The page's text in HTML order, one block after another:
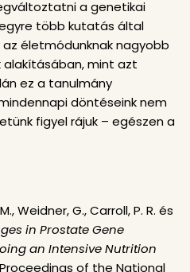
a genetikai
több kutatás által
életmódunknak nagyobb
alakításában, mint azt
ez a tanulmány
döntéseink nem
figyel rájuk – egészen a
Weidner, G., Carroll, P. R. és
in Prostate Gene
an Intensive Nutrition
of the National